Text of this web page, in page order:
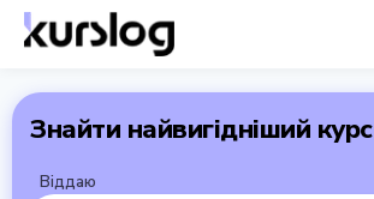
Знайти найвигідніший курс
Віддаю